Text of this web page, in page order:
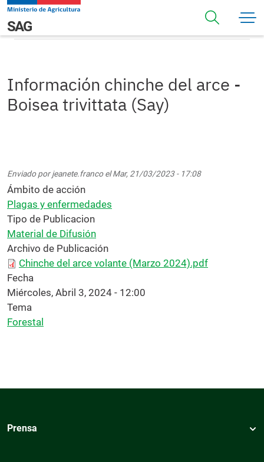
Pasar al contenido principal
Navegación principal
SAGInformación chinche del arce - Boisea trivittata (Say)
Información chinche del arce -
Boisea trivittata (Say)
Enviado porjeanete.francoelMar, 21/03/2023 - 17:08
Ámbito de acción
Plagas y enfermedades
Tipo de Publicacion
Material de Difusión
Archivo de Publicación
Chinche del arce volante (Marzo 2024).pdf
Fecha
Miércoles, Abril 3, 2024 - 12:00
Tema
Forestal
Prensa